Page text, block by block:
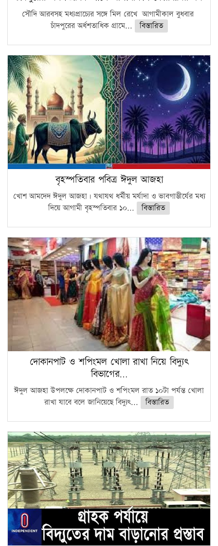
সৌদি আরবসহ মধ্যপ্রাচ্যের সঙ্গে মিল রেখে আগামীকাল বুধবার
চাঁদপুরের অর্ধশতাধিক গ্রামে...
বিস্তারিত
বৃহস্পতিবার পবিত্র ঈদুল আজহা
খোশ আমদেদ ঈদুল আজহা। যথাযথ ধর্মীয় মর্যাদা ও ভাবগাম্ভীর্যের মধ্য
দিয়ে আগামী বৃহস্পতিবার ১০...
বিস্তারিত
দোকানপাট ও শপিংমল খোলা রাখা নিয়ে বিদ্যুৎ
বিভাগের…
ঈদুল আজহা উপলক্ষে দোকানপাট ও শপিংমল রাত ১০টা পর্যন্ত খোলা
রাখা যাবে বলে জানিয়েছে বিদ্যুৎ...
বিস্তারিত